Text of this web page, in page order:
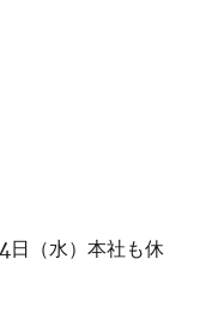
（水）本社も休